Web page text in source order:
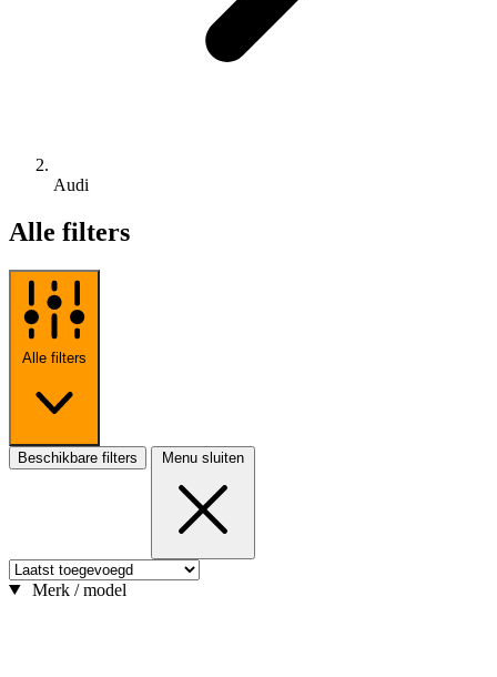
Audi
Alle filters
Alle filters
Beschikbare filters Menu sluiten
Merk / model